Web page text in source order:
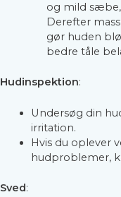
og mild
Derefter
gør huden
bedre tåle
Hudinspektion:
Undersøg din
irritation.
Hvis du oplever
hudproblemer,
Sved: